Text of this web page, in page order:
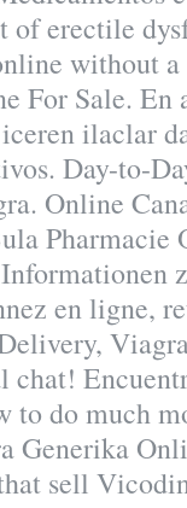
of erectile
without
For Sale. En
ilaclar
Day-to-
Online
en ligne,
chat!
to do much
Generika
sell